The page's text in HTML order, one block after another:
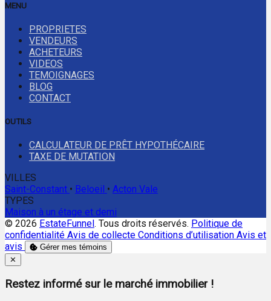
MENU
PROPRIETES
VENDEURS
ACHETEURS
VIDEOS
TEMOIGNAGES
BLOG
CONTACT
OUTILS
CALCULATEUR DE PRÊT HYPOTHÉCAIRE
TAXE DE MUTATION
VILLES
Saint-Constant • Beloeil • Acton Vale
TYPES
Maison à un étage et demi
© 2026 EstateFunnel . Tous droits réservés. Politique de
confidentialité Avis de collecte Conditions d’utilisation Avis et
avis
Gérer mes témoins
Close
✕
Restez informé sur le marché immobilier !